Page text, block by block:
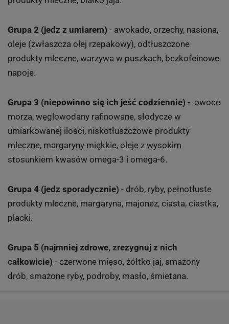
Grupa 2 (jedz z umiarem) - awokado, orzechy, nasiona,
oleje (zwłaszcza olej rzepakowy), odtłuszczone
produkty mleczne, warzywa w puszkach, bezkofeinowe
napoje.
Grupa 3 (niepowinno się ich jeść codziennie) - owoce
morza, węglowodany rafinowane, słodycze w
umiarkowanej ilości, niskotłuszczowe produkty
mleczne, margaryny miękkie, oleje z wysokim
stosunkiem kwasów omega-3 i omega-6.
Grupa 4 (jedz sporadycznie) - drób, ryby, pełnotłuste
produkty mleczne, margaryna, majonez, ciasta, ciastka,
placki.
Grupa 5 (najmniej zdrowe, zrezygnuj z nich
całkowicie) - czerwone mięso, żółtko jaj, smażony
drób, smażone ryby, podroby, masło, śmietana.